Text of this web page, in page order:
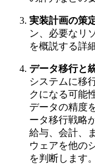
実装計画の策
ン、必要なリ
を概説する詳
データ移行と
システムに移
クになる可能
データの精度
ータ移行戦略
給与、会計、
ウェアを他の
を判断します。